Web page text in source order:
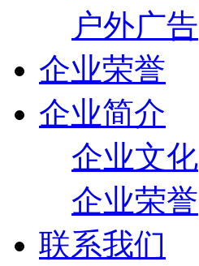
户外广告
企业荣誉
企业简介
企业文化
企业荣誉
联系我们